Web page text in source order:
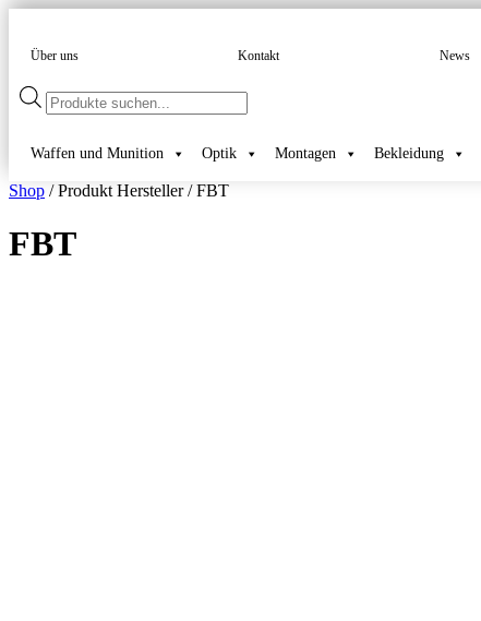
Über uns Kontakt News
Products
search
Waffen und Munition Optik Montagen Bekleidung
Shop / Produkt Hersteller / FBT
FBT